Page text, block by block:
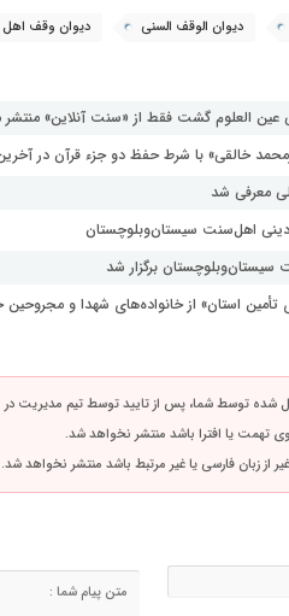
دیوان الوقف السنی دیوان وقف
عین العلوم گشت فقط از «سنت آنلاین»
خالقی» با شرط حفظ دو جزء قرآن در
معرفی شد
دینی اهل‌سنت سیستان‌وبلوچستان
برگزار شد
تأمین استان» از خانواده‌های شهدا و
شده توسط شما، پس از تایید توسط تیم مدیریت
تهمت یا افترا باشد منتشر نخواهد شد.
از زبان فارسی یا غیر مرتبط باشد منتشر نخواهد شد.